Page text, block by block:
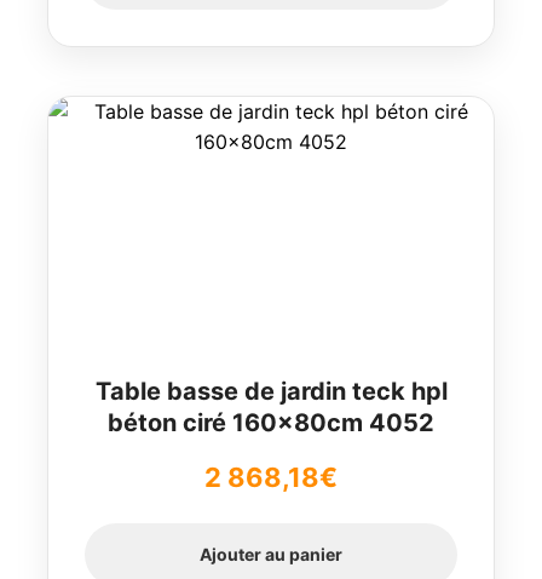
Table basse de jardin teck hpl
béton ciré 160x80cm 4052
2 868,18€
Ajouter au panier